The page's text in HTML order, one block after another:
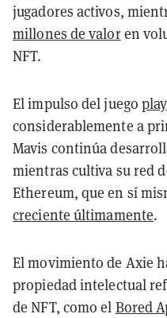
jugadores activos,
millones de valoren
NFT.
El impulso del juego
considerablemente a
Mavis continúa
mientras cultiva su red
Ethereum, que en sí
creciente últimamente.
El movimiento de Axie
propiedad intelectual
de NFT, como el Bored